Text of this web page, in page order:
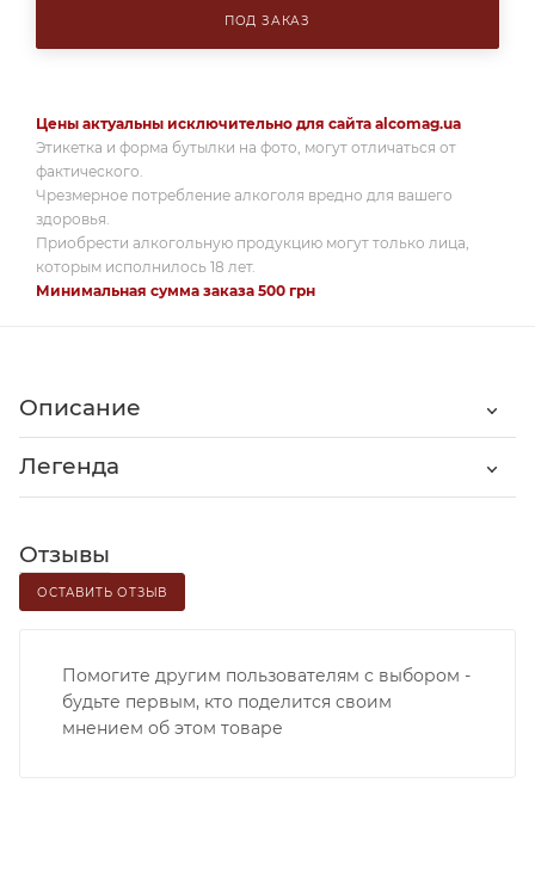
ПОД ЗАКАЗ
Цены актуальны исключительно для сайта alcomag.ua
Этикетка и форма бутылки на фото, могут отличаться от
фактического.
Чрезмерное потребление алкоголя вредно для вашего
здоровья.
Приобрести алкогольную продукцию могут только лица,
которым исполнилось 18 лет.
Минимальная сумма заказа 500 грн
Описание
Легенда
Отзывы
ОСТАВИТЬ ОТЗЫВ
Помогите другим пользователям с выбором -
будьте первым, кто поделится своим
мнением об этом товаре